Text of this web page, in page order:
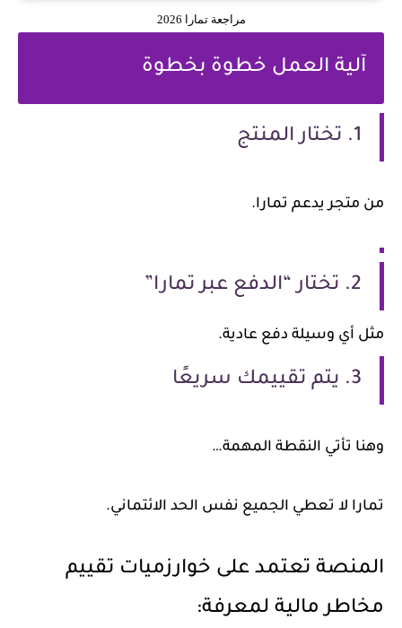
مراجعة تمارا 2026
آلية العمل خطوة بخطوة
1. تختار المنتج
من متجر يدعم تمارا.
2. تختار “الدفع عبر تمارا”
مثل أي وسيلة دفع عادية.
3. يتم تقييمك سريعًا
وهنا تأتي النقطة المهمة…
تمارا لا تعطي الجميع نفس الحد الائتماني.
المنصة تعتمد على خوارزميات تقييم
مخاطر مالية لمعرفة: